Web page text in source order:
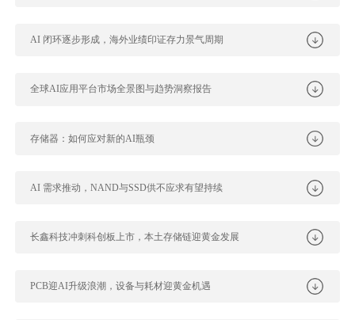
AI 闭环逐步形成，海外业绩印证存力景气周期
全球AI应用平台市场全景图与趋势洞察报告
存储器：如何应对新的AI瓶颈
AI 需求推动，NAND与SSD供不应求有望持续
长鑫科技冲刺科创板上市，本土存储链迎黄金发展
PCB迎AI升级浪潮，设备与耗材迎黄金机遇